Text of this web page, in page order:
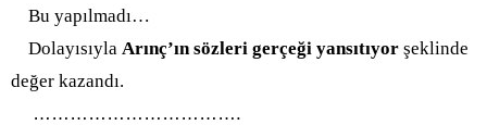
Bu yapılmadı…
Dolayısıyla Arınç’ın sözleri gerçeği yansıtıyor şeklinde
değer kazandı.
………………………… ….